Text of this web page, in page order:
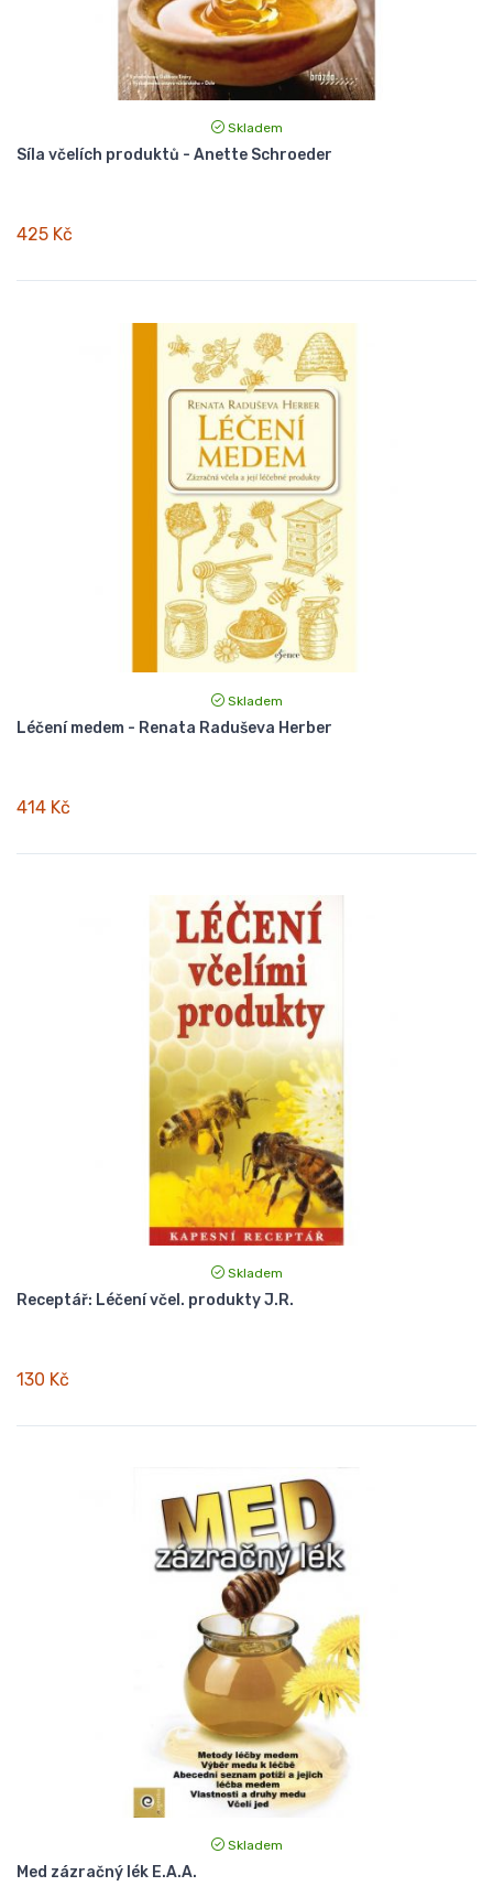
Skladem
Síla včelích produktů - Anette Schroeder
425 Kč
Skladem
Léčení medem - Renata Raduševa Herber
414 Kč
Skladem
Receptář: Léčení včel. produkty J.R.
130 Kč
Skladem
Med zázračný lék E.A.A.